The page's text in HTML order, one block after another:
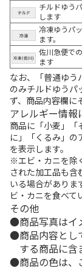
チルドゆう
します
冷凍ゆうパ
ます。
佐川急便で
ます
なお、「普通ゆう
のみチルドゆうパ
ず、商品内容欄に
アレルギー情報
商品に「小麦」「
に」「くるみ」の
を表示します。
※エビ・カニを除
された加工品も含
いる場合がありま
ビ・カニを食べて
その他
商品写真はイ
商品内容とし
する商品に含
商品の色は、